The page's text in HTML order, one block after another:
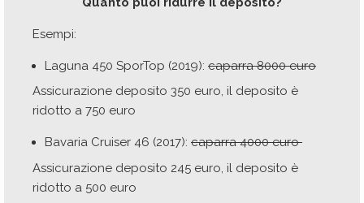
Esempi:
Laguna 450 SporTop (2019):caparra 8000 euro
Assicurazione deposito 350 euro, il deposito è
ridotto a 750 euro
Bavaria Cruiser 46 (2017):caparra 4000 euro
Assicurazione deposito 245 euro, il deposito è
ridotto a 500 euro